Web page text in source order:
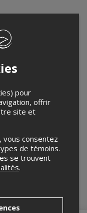
pour
ligne et la vente de
veuillez
de la culture Anjou
pour
offrir
site et
vous consentez
de témoins.
se trouvent
.